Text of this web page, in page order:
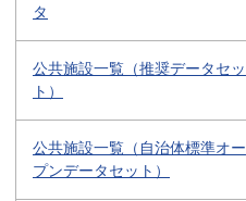
タ
公共施設一覧（推奨データセッ
ト）
公共施設一覧（自治体標準オー
プンデータセット）